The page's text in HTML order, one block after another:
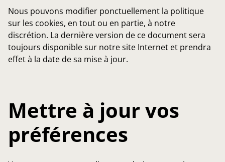
Nous pouvons modifier ponctuellement la politique
sur les cookies, en tout ou en partie, à notre
discrétion. La dernière version de ce document sera
toujours disponible sur notre site Internet et prendra
effet à la date de sa mise à jour.
Mettre à jour vos
préférences